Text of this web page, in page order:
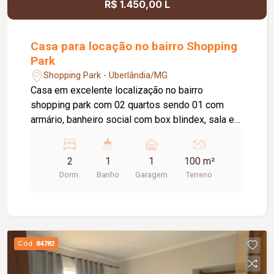
R$ 1.450,00 L
Casa para locação no bairro Shopping
Park
Shopping Park - Uberlândia/MG
Casa em excelente localização no bairro
shopping park com 02 quartos sendo 01 com
armário, banheiro social com box blindex, sala em
área de serviço, 01 vaga de garagem, câmeras de
segurança.
2
Dorm.
1
Banho
1
Garagem
100 m²
Terreno
Cód. 84782